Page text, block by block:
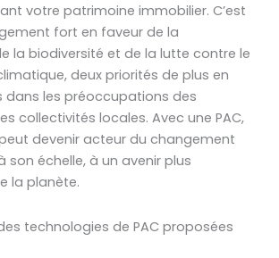
votre patrimoine immobilier. C’est
fort en faveur de la
la biodiversité et de la lutte contre le
deux priorités de plus en
dans les préoccupations des
collectivités locales. Avec une PAC,
devenir acteur du changement
son échelle, à un avenir plus
la planète.
technologies de PAC proposées